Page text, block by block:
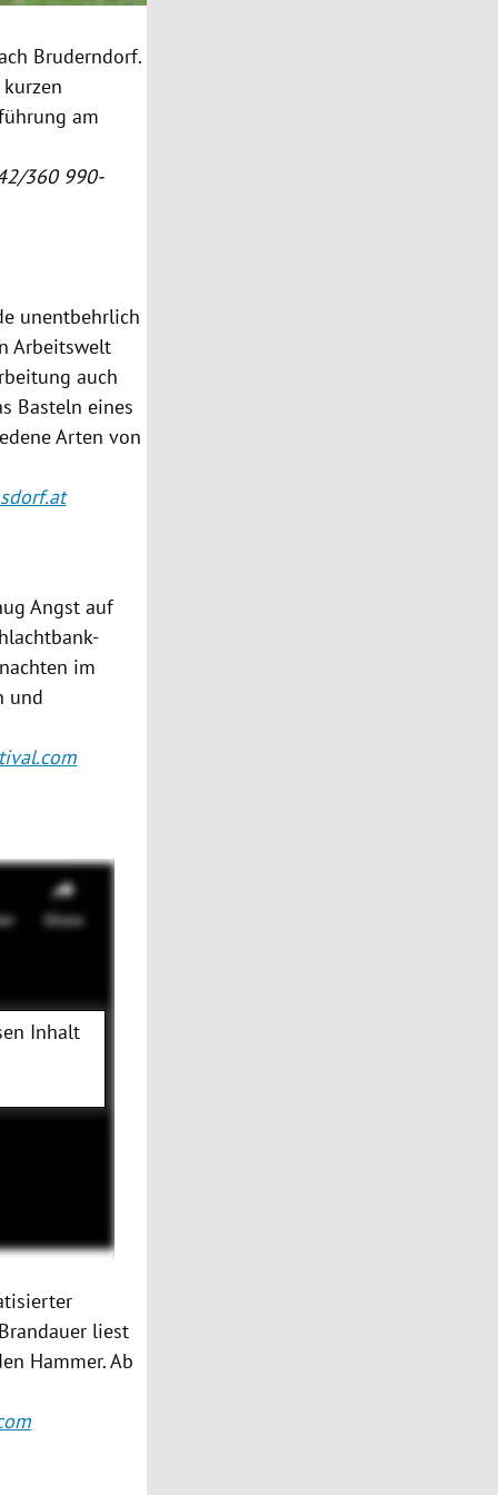
Bruderndorf.
am
360 990-
unentbehrlich
Arbeitswelt
auch
Basteln eines
Arten von
Angst auf
im
und
Inhalt
liest
Hammer. Ab